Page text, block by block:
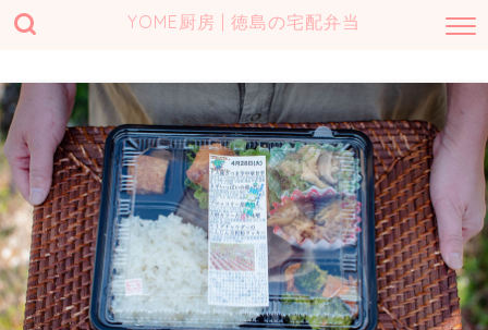
YOME厨房 | 徳島の宅配弁当